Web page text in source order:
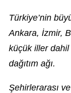
Türkiye’nin
Ankara, İzmir,
küçük iller
dağıtım ağı.
Şehirlerarası